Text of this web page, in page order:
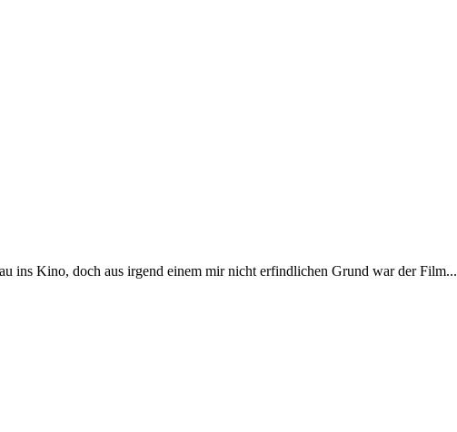
ins Kino, doch aus irgend einem mir nicht erfindlichen Grund war der Film...